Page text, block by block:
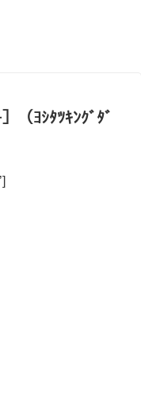
（ﾖｼﾀﾂｷﾝｸﾞﾀﾞ